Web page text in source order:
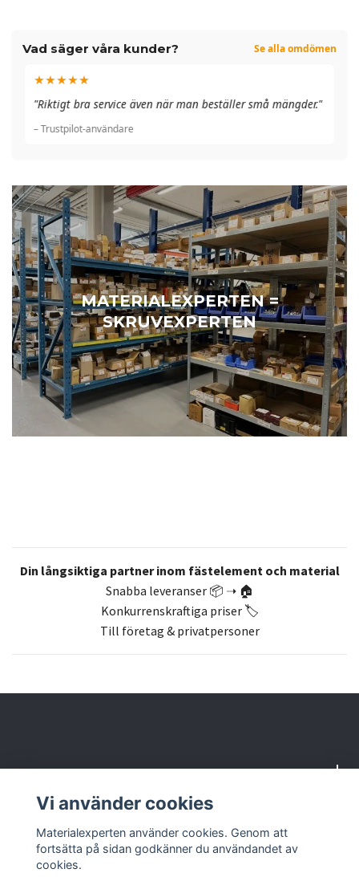
Vad säger våra kunder? Se alla omdömen
★★★★★
"Riktigt bra service även när man beställer små mängder."
– Trustpilot-användare
MATERIALEXPERTEN =
SKRUVEXPERTEN
Din långsiktiga partner inom fästelement och material
Snabba leveranser 📦 ➝ 🏠
Konkurrenskraftiga priser 🏷️
Till företag & privatpersoner
Om oss
Vi använder cookies
Materialexperten använder cookies. Genom att
fortsätta på sidan godkänner du användandet av
cookies.